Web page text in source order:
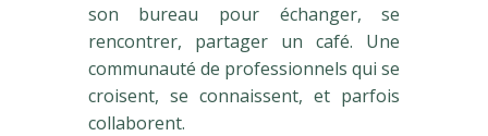
son bureau pour échanger, se
rencontrer, partager un café. Une
communauté de professionnels qui se
croisent, se connaissent, et parfois
collaborent.